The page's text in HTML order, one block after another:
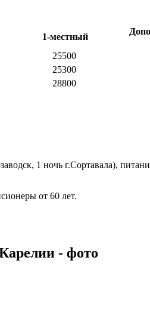
1-местный
25500
25300
28800
1 ночь г.Сортавала),
от 60 лет.
- фото